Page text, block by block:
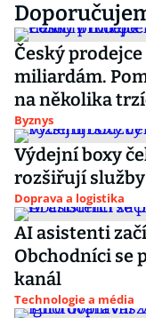
Český
miliardám.
na několika
Byznys
Výdejní boxy
rozšiřují
Doprava a logistika
AI asistenti
Obchodníci se
kanál
Technologie a média